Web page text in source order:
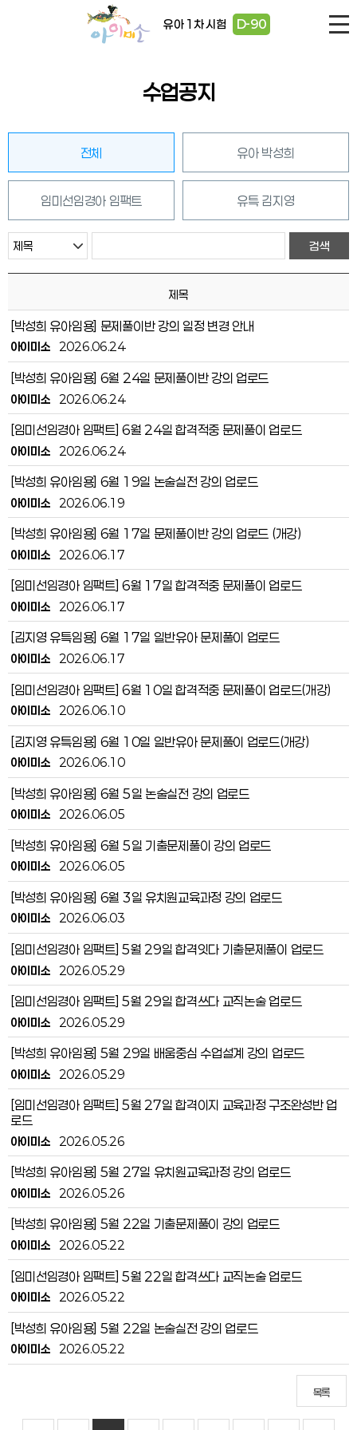
유아 1차 시험 D-90
수업공지
전체 유아 박성희
임미선임경아 임팩트 유특 김지영
제목
[박성희 유아임용] 문제풀이반 강의 일정 변경 안내
아이미소 2026.06.24
[박성희 유아임용] 6월 24일 문제풀이반 강의 업로드
아이미소 2026.06.24
[임미선임경아 임팩트] 6월 24일 합격적중 문제풀이 업로드
아이미소 2026.06.24
[박성희 유아임용] 6월 19일 논술실전 강의 업로드
아이미소 2026.06.19
[박성희 유아임용] 6월 17일 문제풀이반 강의 업로드 (개강)
아이미소 2026.06.17
[임미선임경아 임팩트] 6월 17일 합격적중 문제풀이 업로드
아이미소 2026.06.17
[김지영 유특임용] 6월 17일 일반유아 문제풀이 업로드
아이미소 2026.06.17
[임미선임경아 임팩트] 6월 10일 합격적중 문제풀이 업로드(개강)
아이미소 2026.06.10
[김지영 유특임용] 6월 10일 일반유아 문제풀이 업로드(개강)
아이미소 2026.06.10
[박성희 유아임용] 6월 5일 논술실전 강의 업로드
아이미소 2026.06.05
[박성희 유아임용] 6월 5일 기출문제풀이 강의 업로드
아이미소 2026.06.05
[박성희 유아임용] 6월 3일 유치원교육과정 강의 업로드
아이미소 2026.06.03
[임미선임경아 임팩트] 5월 29일 합격잇다 기출문제풀이 업로드
아이미소 2026.05.29
[임미선임경아 임팩트] 5월 29일 합격쓰다 교직논술 업로드
아이미소 2026.05.29
[박성희 유아임용] 5월 29일 배움중심 수업설계 강의 업로드
아이미소 2026.05.29
[임미선임경아 임팩트] 5월 27일 합격이지 교육과정 구조완성반 업
로드
아이미소 2026.05.26
[박성희 유아임용] 5월 27일 유치원교육과정 강의 업로드
아이미소 2026.05.26
[박성희 유아임용] 5월 22일 기출문제풀이 강의 업로드
아이미소 2026.05.22
[임미선임경아 임팩트] 5월 22일 합격쓰다 교직논술 업로드
아이미소 2026.05.22
[박성희 유아임용] 5월 22일 논술실전 강의 업로드
아이미소 2026.05.22
목록